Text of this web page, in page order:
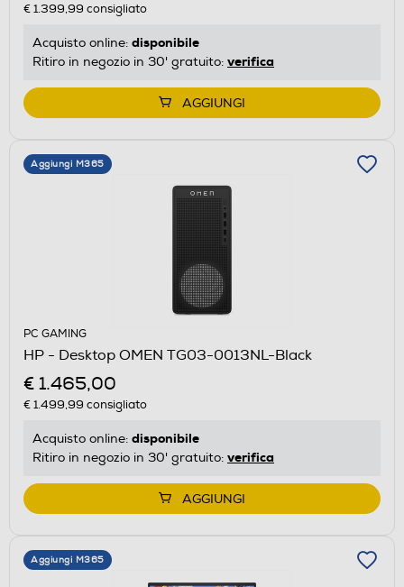
€ 1.399,99 consigliato
Acquisto online: disponibile
Ritiro in negozio in 30' gratuito: verifica
AGGIUNGI
Aggiungi M365
PC GAMING
HP - Desktop OMEN TG03-0013NL-Black
€ 1.465,00
€ 1.499,99 consigliato
Acquisto online: disponibile
Ritiro in negozio in 30' gratuito: verifica
AGGIUNGI
Aggiungi M365